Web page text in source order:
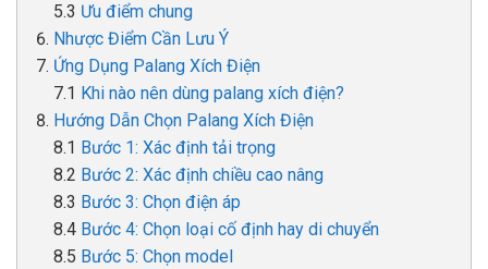
Ưu điểm chung
Nhược Điểm Cần Lưu Ý
Ứng Dụng Palang Xích Điện
Khi nào nên dùng palang xích điện?
Hướng Dẫn Chọn Palang Xích Điện
Bước 1: Xác định tải trọng
Bước 2: Xác định chiều cao nâng
Bước 3: Chọn điện áp
Bước 4: Chọn loại cố định hay di chuyển
Bước 5: Chọn model